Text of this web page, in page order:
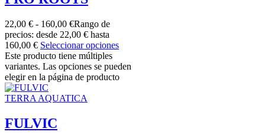
22,00 € - 160,00 €Rango de
precios: desde 22,00 € hasta
160,00 € Seleccionar opciones
Este producto tiene múltiples
variantes. Las opciones se pueden
elegir en la página de producto
TERRA AQUATICA
FULVIC